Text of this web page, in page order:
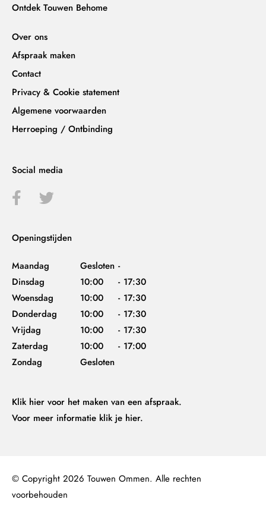
Ontdek Touwen Behome
Over ons
Afspraak maken
Contact
Privacy & Cookie statement
Algemene voorwaarden
Herroeping / Ontbinding
Social media
Openingstijden
Maandag Gesloten -
Dinsdag
10:00 - 17:30
Woensdag
10:00 - 17:30
Donderdag
10:00 - 17:30
Vrijdag
10:00 - 17:30
Zaterdag
10:00 - 17:00
Zondag
Gesloten
Klik hier voor het maken van een afspraak.
Voor meer informatie klik je hier.
© Copyright 2026 Touwen Ommen. Alle rechten
voorbehouden